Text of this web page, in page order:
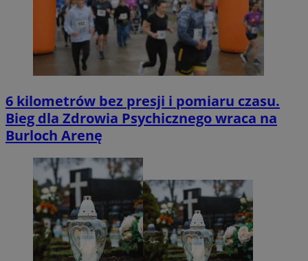
6 kilometrów bez presji i pomiaru czasu.
Bieg dla Zdrowia Psychicznego wraca na
Burloch Arenę